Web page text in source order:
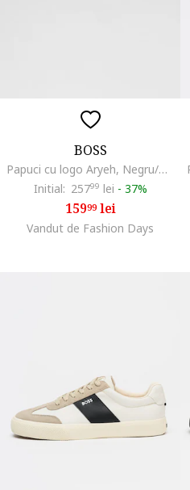
BOSS
Papuci cu logo Aryeh, Negru/Alb optic
Initial: 25799 lei - 37%
15999lei
Vandut de Fashion Days